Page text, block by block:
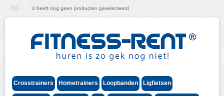
U heeft nog geen producten geselecteerd
Crosstrainers Hometrainers Loopbanden Ligfietsen